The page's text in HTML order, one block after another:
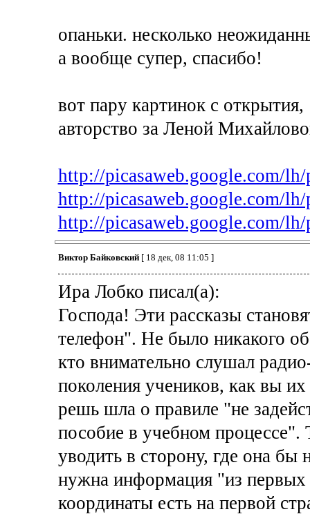
опаньки. несколько
а вообще супер, спасибо!
вот пару картинок с открытия,
авторство за Леной
http://picasaweb.google.com/
http://picasaweb.google.com/
http://picasaweb.google.com/
Виктор Байковский[ 18 дек, 08 11:05 ]
Ира Лобко писал(а):
Господа! Эти рассказы
телефон". Не было никакого
кто внимательно слушал
поколения учеников, как вы
решь шла о правиле "не
пособие в учебном процессе".
уводить в сторону, где она бы
нужна информация "из
координаты есть на первой